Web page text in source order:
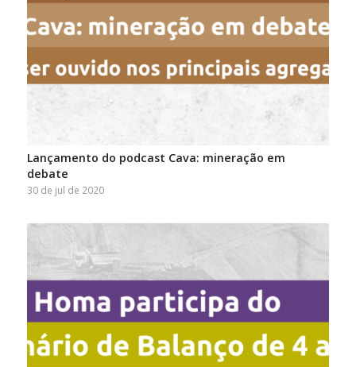
Lançamento do podcast Cava: mineração em
debate
30 de jul de 2020